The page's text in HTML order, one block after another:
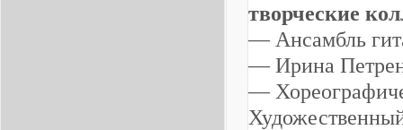
творческие
— Ансамбль
— Ирина
—